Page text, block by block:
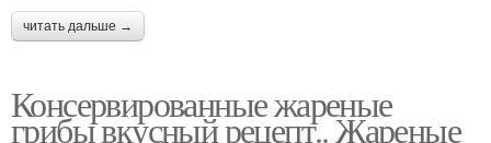
читать дальше →
Консервированные жареные
грибы вкусный рецепт.. Жареные